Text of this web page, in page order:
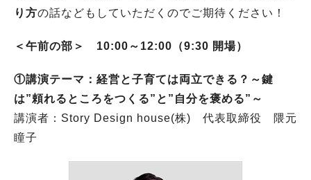
り方の話などもしていただくのでご期待ください！
＜午前の部＞ 10:00～12:00（9:30 開場）
①講演テーマ：経営と子育ては両立できる？～鍵
は”頼れるところをつくる”と”自分を褒める”～
講演者：Story Design house(株) 代表取締役 隈元
瞳子